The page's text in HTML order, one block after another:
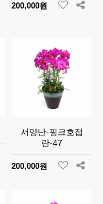
200,000원
서양난-핑크호접
란-47
200,000원